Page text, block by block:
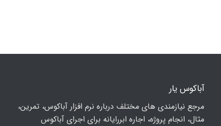
آباکوس یار
مرجع نیازمندی های مختلف درباره نرم افزار آباکوس، تمرین،
مثال، انجام پروژه، اجاره ابررایانه برای اجرای آباکوس